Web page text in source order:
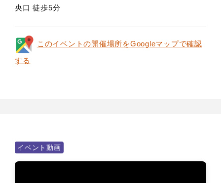
央口 徒歩5分
このイベントの開催場所をGoogleマップで確認
する
イベント動画